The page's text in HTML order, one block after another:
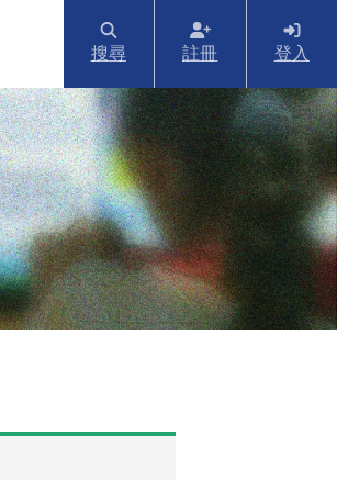
搜尋 註冊 登入